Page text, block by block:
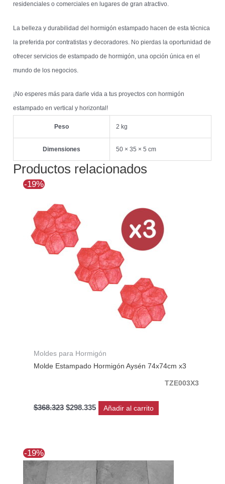
residenciales o comerciales en lugares de gran atractivo.
La belleza y durabilidad del hormigón estampado hacen de esta técnica
la preferida por contratistas y decoradores. No pierdas la oportunidad de
ofrecer servicios de estampado de hormigón, una opción única en el
mundo de los negocios.
¡No esperes más para darle vida a tus proyectos con hormigón
estampado en vertical y horizontal!
Peso 2 kg
Dimensiones 50 × 35 × 5 cm
Productos relacionados
-19%
Moldes para Hormigón
Molde Estampado Hormigón Aysén 74x74cm x3
TZE003X3
$368.323
era:
$368.323.
$298.335
$298.335.
Añadir al carrito
-19%
precio
original
precio
actual